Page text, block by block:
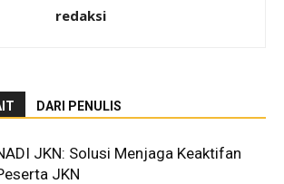
redaksi
DARI PENULIS
JKN: Solusi Menjaga Keaktifan
JKN